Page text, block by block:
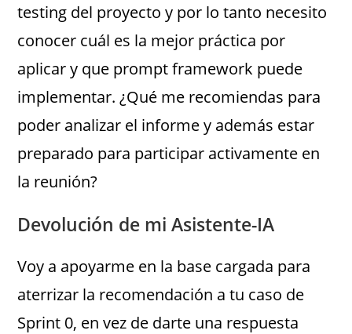
testing del proyecto y por lo tanto necesito
conocer cuál es la mejor práctica por
aplicar y que prompt framework puede
implementar. ¿Qué me recomiendas para
poder analizar el informe y además estar
preparado para participar activamente en
la reunión?
Devolución de mi Asistente-IA
Voy a apoyarme en la base cargada para
aterrizar la recomendación a tu caso de
Sprint 0, en vez de darte una respuesta